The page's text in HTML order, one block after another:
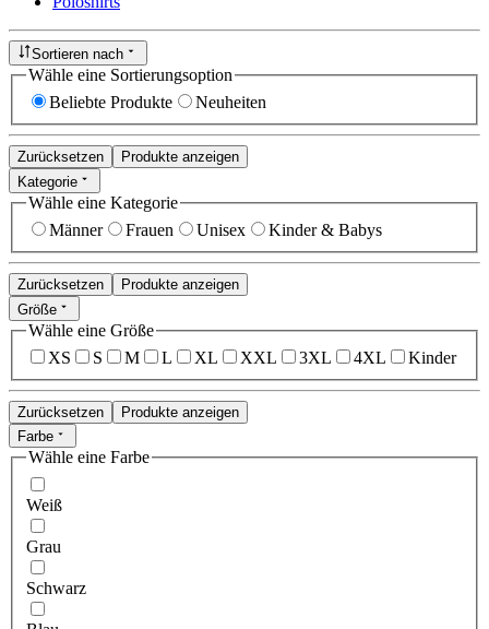
Sortieren nach
Wähle eine Sortierungsoption
Beliebte Produkte
Neuheiten
Zurücksetzen
Produkte anzeigen
Kategorie
Wähle eine Kategorie
Männer
Frauen Unisex Kinder & Babys
Zurücksetzen
Produkte anzeigen
Größe
Wähle eine Größe
XS
S M L XL XXL 3XL 4XL Kinder
Zurücksetzen
Produkte anzeigen
Farbe
Wähle eine Farbe
Weiß
Grau
Schwarz